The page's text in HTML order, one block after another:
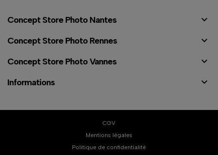
Concept Store Photo Nantes 
Concept Store Photo Rennes 
Concept Store Photo Vannes 
Informations 
CGV
Mentions légales
Politique de confidentialité